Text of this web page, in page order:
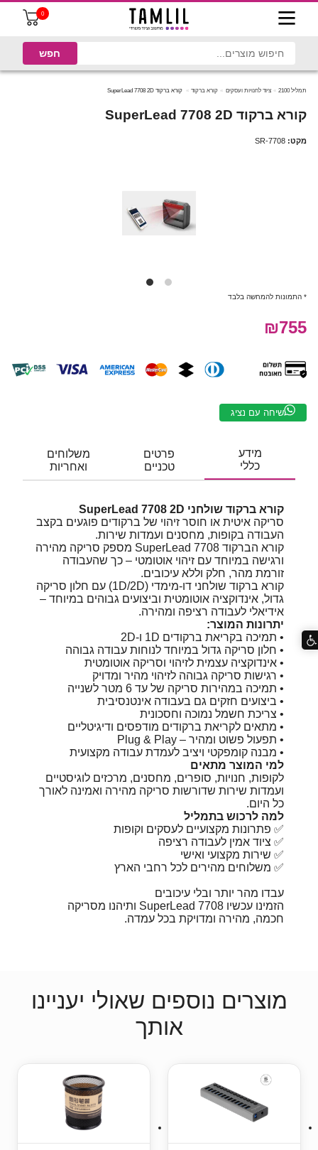
0
תמליל 2100 ציוד לחנויות ועסקים קורא ברקוד קורא ברקוד SuperLead 7708 2D
קורא ברקוד SuperLead 7708 2D
מקט: SR-7708
* התמונות להמחשה בלבד
₪755
שיחה עם נציג
מידע
כללי
פרטים
טכניים
משלוחים
ואחריות
קורא ברקוד שולחני SuperLead 7708 2D
סריקה איטית או חוסר זיהוי של ברקודים פוגעים בקצב
העבודה בקופות, מחסנים ועמדות שירות.
קורא הברקוד SuperLead 7708 מספק סריקה מהירה
ורגישה במיוחד עם זיהוי אוטומטי – כך שהעבודה
זורמת מהר, חלק וללא עיכובים.
קורא ברקוד שולחני דו-מימדי (1D/2D) עם חלון סריקה
גדול, אינדוקציה אוטומטית וביצועים גבוהים במיוחד –
אידיאלי לעבודה רציפה ומהירה.
יתרונות המוצר:
• תמיכה בקריאת ברקודים 1D ו-2D
• חלון סריקה גדול במיוחד לנוחות עבודה גבוהה
• אינדוקציה עצמית לזיהוי וסריקה אוטומטית
• רגישות סריקה גבוהה לזיהוי מהיר ומדויק
• תמיכה במהירות סריקה של עד 6 מטר לשנייה
• ביצועים חזקים גם בעבודה אינטנסיבית
• צריכת חשמל נמוכה וחסכונית
• מתאים לקריאת ברקודים מודפסים ודיגיטליים
• תפעול פשוט ומהיר – Plug & Play
• מבנה קומפקטי ויציב לעמדת עבודה מקצועית
למי המוצר מתאים
לקופות, חנויות, סופרים, מחסנים, מרכזים לוגיסטיים
ועמדות שירות שדורשות סריקה מהירה ואמינה לאורך
כל היום.
למה לרכוש בתמליל
✅ פתרונות מקצועיים לעסקים וקופות
✅ ציוד אמין לעבודה רציפה
✅ שירות מקצועי ואישי
✅ משלוחים מהירים לכל רחבי הארץ
עבדו מהר יותר ובלי עיכובים
הזמינו עכשיו SuperLead 7708 ותיהנו מסריקה
חכמה, מהירה ומדויקת בכל עמדה.
מוצרים נוספים שאולי יעניינו
אותך